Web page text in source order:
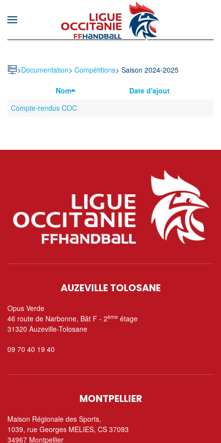
Skip to main content
>Documentation> Compétitions> Saison 2024-2025
Nom
Date d'ajout
Compte-rendus COC
AUZEVILLE TOLOSANE
Opus Verde
46 route de Narbonne, Bât F - 2ème étage
31320 Auzeville-Tolosane
09 70 40 19 40
MONTPELLIER
Maison Régionale des Sports,
1039, rue Georges MELIES, CS 37093
34967 Montpellier